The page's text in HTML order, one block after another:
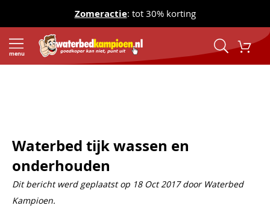
Zomeractie: tot 30% korting
menu
Waterbed tijk wassen en
onderhouden
Dit bericht werd geplaatst op 18 Oct 2017 door Waterbed
Kampioen.